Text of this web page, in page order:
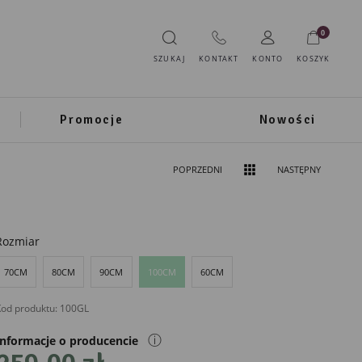
SZUKAJ KONTAKT KONTO KOSZYK
0
Promocje Nowości
POPRZEDNI NASTĘPNY
70CM 80CM 90CM 100CM 60CM
produktu: 100GL
o producencie ⓘ